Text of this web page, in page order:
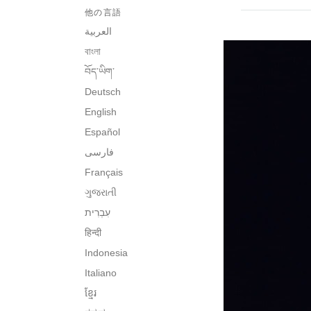
他の言語
العربية
বাংলা
བོད་ཡིག་
Deutsch
English
Español
فارسی
Français
ગુજરાતી
हिन्दी
Indonesia
Italiano
ខ្មែរ